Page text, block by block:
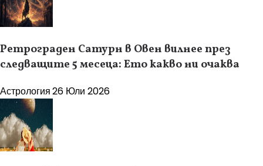
Ретрограден Сатурн в Овен вилнее през
следващите 5 месеца: Ето какво ни очаква
Астрология26 Юли 2026